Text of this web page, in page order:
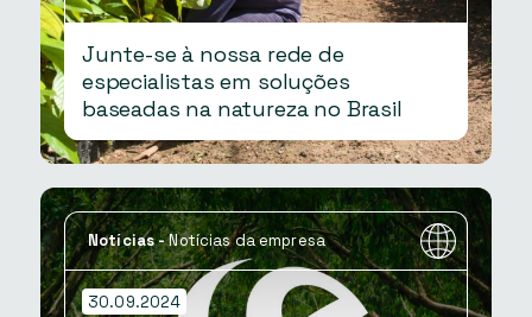
Junte-se à nossa rede de
especialistas em soluções
baseadas na natureza no Brasil
Notícias-Notícias da empresa
30.09.2024